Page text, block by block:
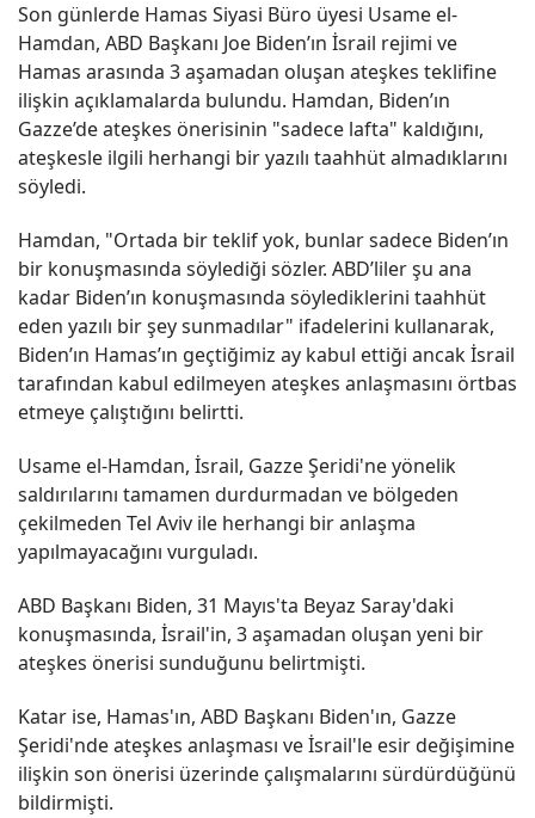
Son günlerde Hamas Siyasi Büro üyesi Usame el-
Hamdan, ABD Başkanı Joe Biden’ın İsrail rejimi ve
Hamas arasında 3 aşamadan oluşan ateşkes teklifine
ilişkin açıklamalarda bulundu. Hamdan, Biden’ın
Gazze’de ateşkes önerisinin "sadece lafta" kaldığını,
ateşkesle ilgili herhangi bir yazılı taahhüt almadıklarını
söyledi.
Hamdan, "Ortada bir teklif yok, bunlar sadece Biden’ın
bir konuşmasında söylediği sözler. ABD’liler şu ana
kadar Biden’ın konuşmasında söylediklerini taahhüt
eden yazılı bir şey sunmadılar" ifadelerini kullanarak,
Biden’ın Hamas’ın geçtiğimiz ay kabul ettiği ancak İsrail
tarafından kabul edilmeyen ateşkes anlaşmasını örtbas
etmeye çalıştığını belirtti.
Usame el-Hamdan, İsrail, Gazze Şeridi'ne yönelik
saldırılarını tamamen durdurmadan ve bölgeden
çekilmeden Tel Aviv ile herhangi bir anlaşma
yapılmayacağını vurguladı.
ABD Başkanı Biden, 31 Mayıs'ta Beyaz Saray'daki
konuşmasında, İsrail'in, 3 aşamadan oluşan yeni bir
ateşkes önerisi sunduğunu belirtmişti.
Katar ise, Hamas'ın, ABD Başkanı Biden'ın, Gazze
Şeridi'nde ateşkes anlaşması ve İsrail'le esir değişimine
ilişkin son önerisi üzerinde çalışmalarını sürdürdüğünü
bildirmişti.